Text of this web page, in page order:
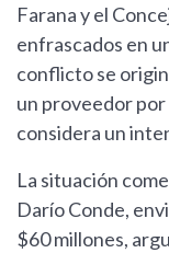
Farana y el
enfrascados en
conflicto se
un proveedor por
considera un
La situación
Darío Conde,
$60 millones,